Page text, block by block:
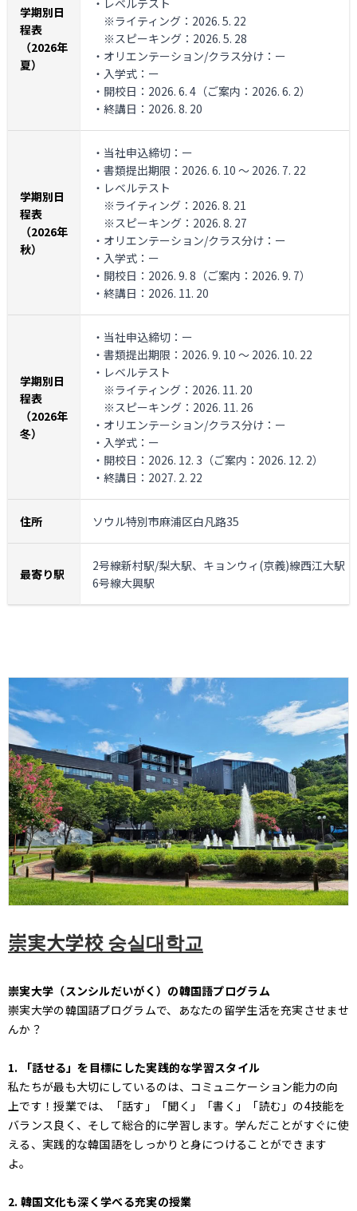
学期別日
程表
（2026年
夏）
・レベルテスト
※ライティング：2026. 5. 22
※スピーキング：2026. 5. 28
・オリエンテーション/クラス分け：ー
・入学式：ー
・開校日：2026. 6. 4（ご案内：2026. 6. 2）
・終講日：2026. 8. 20
学期別日
程表
（2026年
秋）
・当社申込締切：ー
・書類提出期限：2026. 6. 10 ～ 2026. 7. 22
・レベルテスト
※ライティング：2026. 8. 21
※スピーキング：2026. 8. 27
・オリエンテーション/クラス分け：ー
・入学式：ー
・開校日：2026. 9. 8（ご案内：2026. 9. 7）
・終講日：2026. 11. 20
学期別日
程表
（2026年
冬）
・当社申込締切：ー
・書類提出期限：2026. 9. 10 ～ 2026. 10. 22
・レベルテスト
※ライティング：2026. 11. 20
※スピーキング：2026. 11. 26
・オリエンテーション/クラス分け：ー
・入学式：ー
・開校日：2026. 12. 3（ご案内：2026. 12. 2）
・終講日：2027. 2. 22
住所 ソウル特別市麻浦区白凡路35
最寄り駅
2号線新村駅/梨大駅、キョンウィ(京義)線西江大駅
6号線大興駅
崇実大学校 숭실대학교
崇実大学（スンシルだいがく）の韓国語プログラム
崇実大学の韓国語プログラムで、あなたの留学生活を充実させませ
んか？
1. 「話せる」を目標にした実践的な学習スタイル
私たちが最も大切にしているのは、コミュニケーション能力の向
上です！授業では、「話す」「聞く」「書く」「読む」の4技能を
バランス良く、そして総合的に学習します。学んだことがすぐに使
える、実践的な韓国語をしっかりと身につけることができます
よ。
2. 韓国文化も深く学べる充実の授業